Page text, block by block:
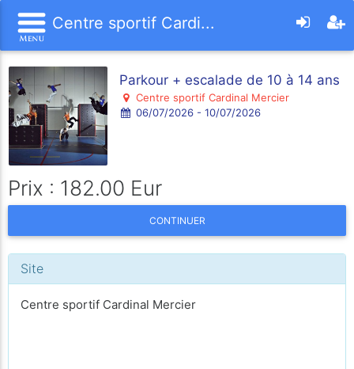
Centre sportif Cardi...
Parkour + escalade de 10 à 14 ans
Centre sportif Cardinal Mercier
06/07/2026 - 10/07/2026
Prix : 182.00 Eur
CONTINUER
Site
Centre sportif Cardinal Mercier